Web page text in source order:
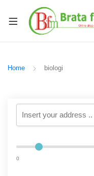
Home biologi
0